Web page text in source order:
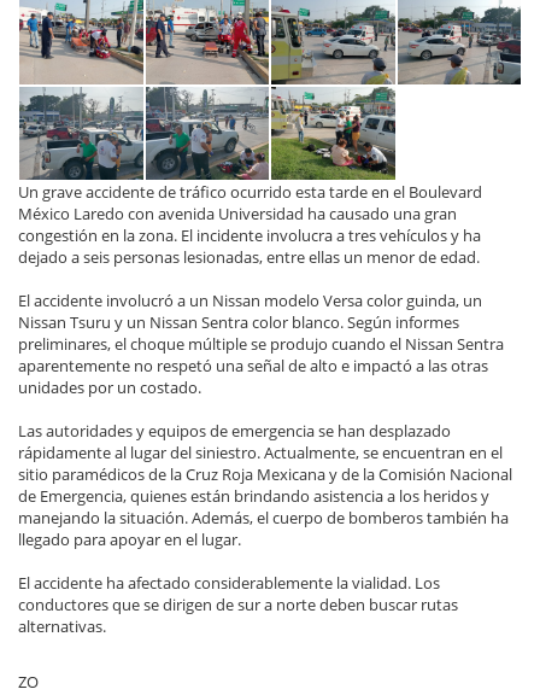
Un grave accidente de tráfico ocurrido esta tarde en el Boulevard
México Laredo con avenida Universidad ha causado una gran
congestión en la zona. El incidente involucra a tres vehículos y ha
dejado a seis personas lesionadas, entre ellas un menor de edad.
El accidente involucró a un Nissan modelo Versa color guinda, un
Nissan Tsuru y un Nissan Sentra color blanco. Según informes
preliminares, el choque múltiple se produjo cuando el Nissan Sentra
aparentemente no respetó una señal de alto e impactó a las otras
unidades por un costado.
Las autoridades y equipos de emergencia se han desplazado
rápidamente al lugar del siniestro. Actualmente, se encuentran en el
sitio paramédicos de la Cruz Roja Mexicana y de la Comisión Nacional
de Emergencia, quienes están brindando asistencia a los heridos y
manejando la situación. Además, el cuerpo de bomberos también ha
llegado para apoyar en el lugar.
El accidente ha afectado considerablemente la vialidad. Los
conductores que se dirigen de sur a norte deben buscar rutas
alternativas.
ZO